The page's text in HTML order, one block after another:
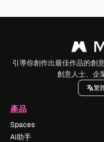
引導你創作出最佳作品的創
創意人士、企
繁
產品
Spaces
AI助手